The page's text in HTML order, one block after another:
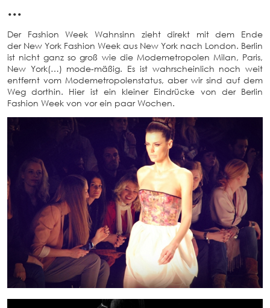
•••
Der Fashion Week Wahnsinn zieht direkt mit dem Ende
der New York Fashion Week aus New York nach London. Berlin
ist nicht ganz so groß wie die Modemetropolen Milan, Paris,
New York(…) mode-mäßig. Es ist wahrscheinlich noch weit
entfernt vom Modemetropolenstatus, aber wir sind auf dem
Weg dorthin. Hier ist ein kleiner Eindrücke von der Berlin
Fashion Week von vor ein paar Wochen.